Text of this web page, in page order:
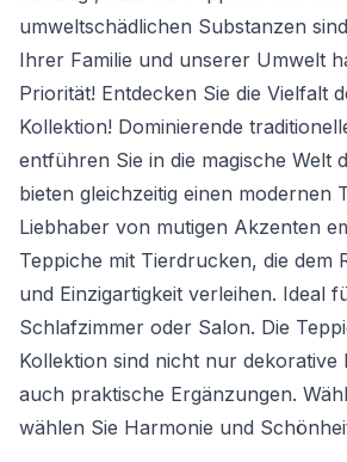
umweltschädlichen Substanzen
Ihrer Familie und unserer Umwelt
Priorität! Entdecken Sie die Vielfalt
Kollektion! Dominierende
entführen Sie in die magische Welt
bieten gleichzeitig einen modernen
Liebhaber von mutigen Akzenten
Teppiche mit Tierdrucken, die dem
und Einzigartigkeit verleihen. Ideal
Schlafzimmer oder Salon. Die
Kollektion sind nicht nur dekorative
auch praktische Ergänzungen.
wählen Sie Harmonie und